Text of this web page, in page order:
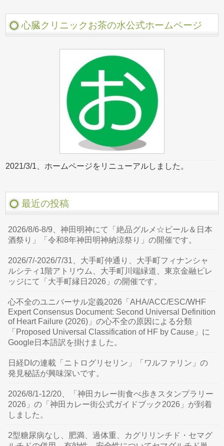
心臓クリニックお茶の水公式ホームページ
2021/3/1、ホームページをリニューアルしました。
最近の投稿
2026/8/6-8/9、神田明神にて「絶品グルメ☆ビール＆日本
酒祭り」「令和8年神田明神納涼祭り」の開催です。
2026/7/-2026/7/31、大手町仲通り、大手町フィナンシャ
ルシティ1階アトリウム、大手町川端緑道、東京金融ビレ
ッジにて「大手町縁日2026」の開催です。
心不全のユニバーサル定義2026「AHA/ACC/ESC/WHF
Expert Consensus Document: Second Universal Definition
of Heart Failure (2026)」の心不全の原因による分類
「Proposed Universal Classification of HF by Cause」に
Google日本語訳を掛けました。
日経DIの連載「ニトログリセリン」「ワルファリン」の
発見秘話が興味深いです。
2026/8/1-12/20、「神田カレー街食べ歩きスタンプラリー
2026」の「神田カレー街公式ガイドブック2026」が到着
しました。
2型糖尿病なし、肥満、過体重、カグリリンチド・セマグ